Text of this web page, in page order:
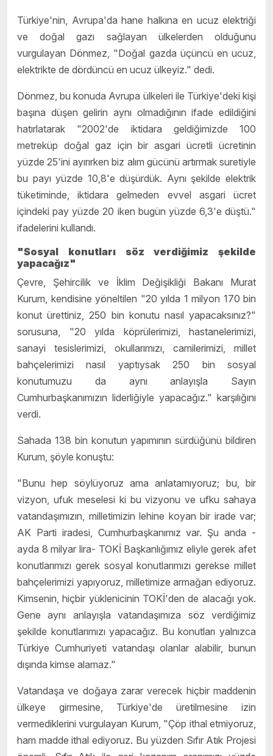
Türkiye'nin, Avrupa'da hane halkına en ucuz elektriği
ve doğal gazı sağlayan ülkelerden olduğunu
vurgulayan Dönmez, "Doğal gazda üçüncü en ucuz,
elektrikte de dördüncü en ucuz ülkeyiz." dedi.
Dönmez, bu konuda Avrupa ülkeleri ile Türkiye'deki kişi
başına düşen gelirin aynı olmadığının ifade edildiğini
hatırlatarak "2002'de iktidara geldiğimizde 100
metreküp doğal gaz için bir asgari ücretli ücretinin
yüzde 25'ini ayırırken biz alım gücünü artırmak suretiyle
bu payı yüzde 10,8'e düşürdük. Aynı şekilde elektrik
tüketiminde, iktidara gelmeden evvel asgari ücret
içindeki pay yüzde 20 iken bugün yüzde 6,3'e düştü."
ifadelerini kullandı.
"Sosyal konutları söz verdiğimiz şekilde
yapacağız"
Çevre, Şehircilik ve İklim Değişikliği Bakanı Murat
Kurum, kendisine yöneltilen "20 yılda 1 milyon 170 bin
konut ürettiniz, 250 bin konutu nasıl yapacaksınız?"
sorusuna, "20 yılda köprülerimizi, hastanelerimizi,
sanayi tesislerimizi, okullarımızı, camilerimizi, millet
bahçelerimizi nasıl yaptıysak 250 bin sosyal
konutumuzu da aynı anlayışla Sayın
Cumhurbaşkanımızın liderliğiyle yapacağız." karşılığını
verdi.
Sahada 138 bin konutun yapımının sürdüğünü bildiren
Kurum, şöyle konuştu:
"Bunu hep söylüyoruz ama anlatamıyoruz; bu, bir
vizyon, ufuk meselesi ki bu vizyonu ve ufku sahaya
vatandaşımızın, milletimizin lehine koyan bir irade var;
AK Parti iradesi, Cumhurbaşkanımız var. Şu anda -
ayda 8 milyar lira- TOKİ Başkanlığımız eliyle gerek afet
konutlarımızı gerek sosyal konutlarımızı gerekse millet
bahçelerimizi yapıyoruz, milletimize armağan ediyoruz.
Kimsenin, hiçbir yüklenicinin TOKİ'den de alacağı yok.
Gene aynı anlayışla vatandaşımıza söz verdiğimiz
şekilde konutlarımızı yapacağız. Bu konutları yalnızca
Türkiye Cumhuriyeti vatandaşı olanlar alabilir, bunun
dışında kimse alamaz."
Vatandaşa ve doğaya zarar verecek hiçbir maddenin
ülkeye girmesine, Türkiye'de üretilmesine izin
vermediklerini vurgulayan Kurum, "Çöp ithal etmiyoruz,
ham madde ithal ediyoruz. Bu yüzden Sıfır Atık Projesi